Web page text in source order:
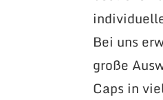
Bei uns
große
Caps in